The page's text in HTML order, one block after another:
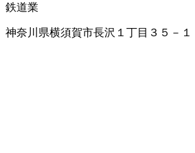
鉄道業
神奈川県横須賀市長沢１丁目３５－１